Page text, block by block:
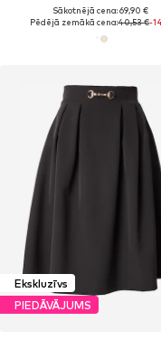
Sākotnējā cena: 69,90 €
Pēdējā zemākā cena:40,53 €-
Ekskluzīvs
PIEDĀVĀJUMS